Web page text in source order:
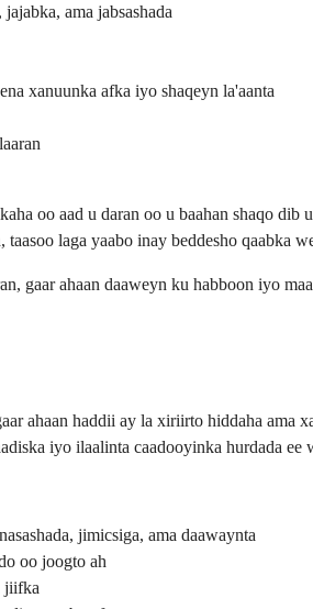
ama jabsashada
xanuunka afka iyo shaqeyn la'aanta
oo aad u daran oo u baahan shaqo
laga yaabo inay beddesho qaabka
gaar ahaan daaweyn ku habboon iyo
ahaan haddii ay la xiriirto hiddaha ama
iyo ilaalinta caadooyinka hurdada ee
jimicsiga, ama daawaynta
oo joogto ah
jiifka